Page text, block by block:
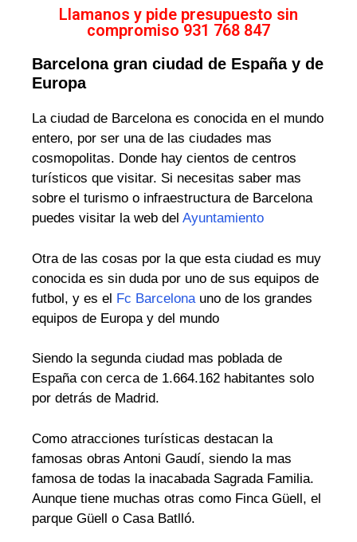
Llamanos y pide presupuesto sin
compromiso 931 768 847
Barcelona gran ciudad de España y de
Europa
La ciudad de Barcelona es conocida en el mundo
entero, por ser una de las ciudades mas
cosmopolitas. Donde hay cientos de centros
turísticos que visitar. Si necesitas saber mas
sobre el turismo o infraestructura de Barcelona
puedes visitar la web del Ayuntamiento
Otra de las cosas por la que esta ciudad es muy
conocida es sin duda por uno de sus equipos de
futbol, y es el Fc Barcelonauno de los grandes
equipos de Europa y del mundo
Siendo la segunda ciudad mas poblada de
España con cerca de 1.664.162 habitantes solo
por detrás de Madrid.
Como atracciones turísticas destacan la
famosas obras Antoni Gaudí, siendo la mas
famosa de todas la inacabada Sagrada Familia.
Aunque tiene muchas otras como Finca Güell, el
parque Güell o Casa Batlló.